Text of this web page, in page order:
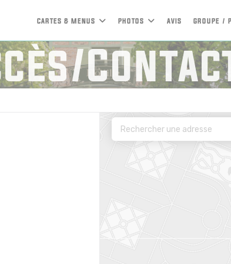
CARTES & MENUS PHOTOS AVIS GROUPE /